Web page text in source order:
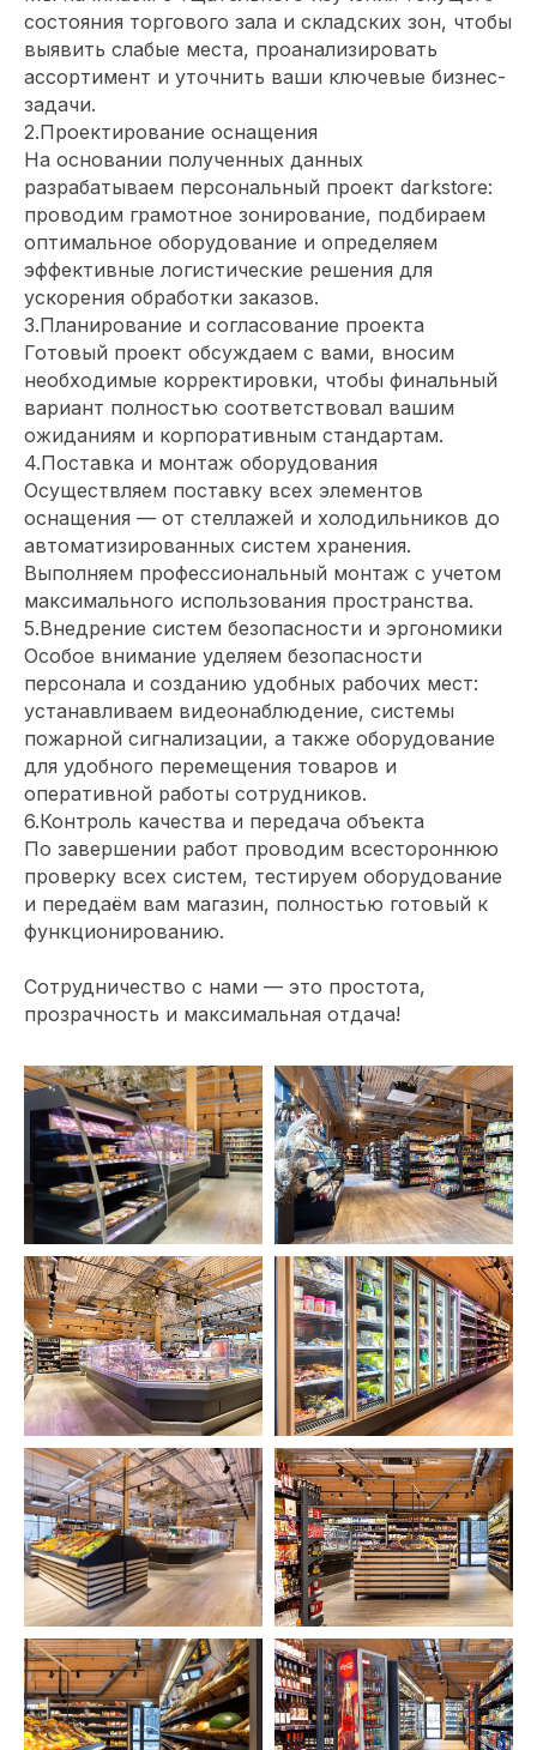
состояния торгового зала и складских зон, чтобы
выявить слабые места, проанализировать
ассортимент и уточнить ваши ключевые бизнес-
задачи.
2.Проектирование оснащения
На основании полученных данных
разрабатываем персональный проект darkstore:
проводим грамотное зонирование, подбираем
оптимальное оборудование и определяем
эффективные логистические решения для
ускорения обработки заказов.
3.Планирование и согласование проекта
Готовый проект обсуждаем с вами, вносим
необходимые корректировки, чтобы финальный
вариант полностью соответствовал вашим
ожиданиям и корпоративным стандартам.
4.Поставка и монтаж оборудования
Осуществляем поставку всех элементов
оснащения — от стеллажей и холодильников до
автоматизированных систем хранения.
Выполняем профессиональный монтаж с учетом
максимального использования пространства.
5.Внедрение систем безопасности и эргономики
Особое внимание уделяем безопасности
персонала и созданию удобных рабочих мест:
устанавливаем видеонаблюдение, системы
пожарной сигнализации, а также оборудование
для удобного перемещения товаров и
оперативной работы сотрудников.
6.Контроль качества и передача объекта
По завершении работ проводим всестороннюю
проверку всех систем, тестируем оборудование
и передаём вам магазин, полностью готовый к
функционированию.
Сотрудничество с нами — это простота,
прозрачность и максимальная отдача!
Обсудите проект
с главным
архитектором
компании
Специалист свяжется с вами, чтобы
уточнить детали проекта и подберет
удобное время для встречи с
архитектором. Встречу можно
провести в офисе или обсудить проект
онлайн.
+7
Обсудить проект с архитектором
->
Нажимая на кнопку, вы соглашаетесь
сПолитикой конфиденциальности.